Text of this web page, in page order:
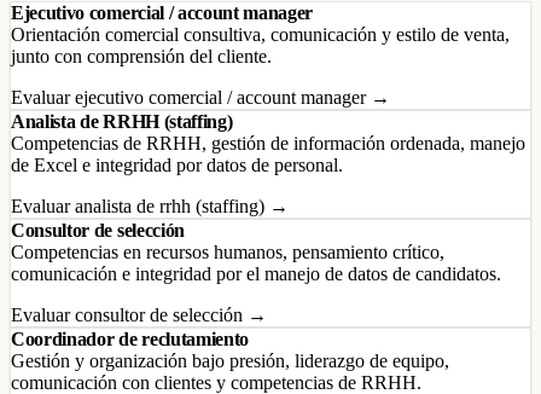
Ejecutivo comercial / account manager
Orientación comercial consultiva, comunicación y estilo de venta,
junto con comprensión del cliente.
Evaluar ejecutivo comercial / account manager →
Analista de RRHH (staffing)
Competencias de RRHH, gestión de información ordenada, manejo
de Excel e integridad por datos de personal.
Evaluar analista de rrhh (staffing) →
Consultor de selección
Competencias en recursos humanos, pensamiento crítico,
comunicación e integridad por el manejo de datos de candidatos.
Evaluar consultor de selección →
Coordinador de reclutamiento
Gestión y organización bajo presión, liderazgo de equipo,
comunicación con clientes y competencias de RRHH.